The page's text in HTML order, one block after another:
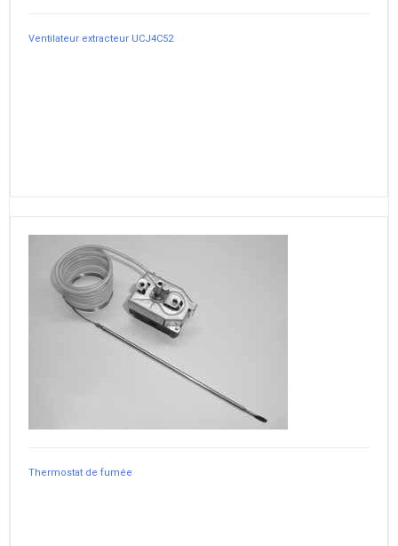
Ventilateur extracteur UCJ4C52
Thermostat de fumée